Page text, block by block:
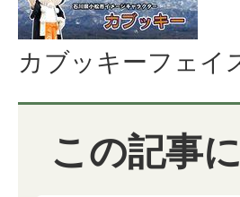
カブッキーフェイ
この記事